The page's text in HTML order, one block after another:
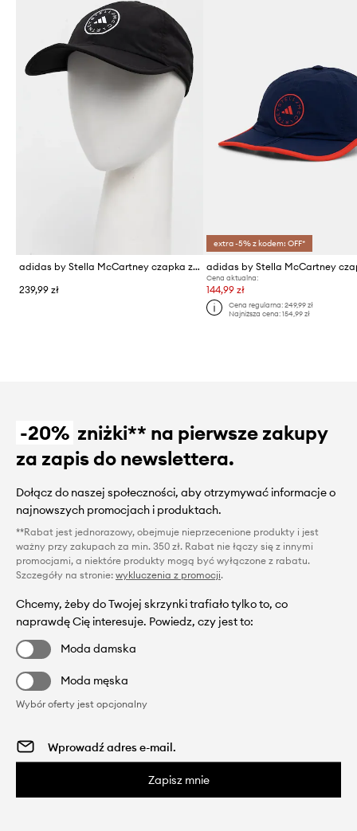
adidas by Stella McCartney czapka z daszkiem
239,99 zł
extra -5% z kodem: OFF*
Cena aktualna:
144,99 zł
Cena regularna: 249,99 zł
Najniższa cena: 154,99 zł
-20% zniżki** na pierwsze zakupy
za zapis do newslettera.
Dołącz do naszej społeczności, aby otrzymywać informacje o
najnowszych promocjach i produktach.
**Rabat jest jednorazowy, obejmuje nieprzecenione produkty i jest
ważny przy zakupach za min. 350 zł. Rabat nie łączy się z innymi
promocjami, a niektóre produkty mogą być wyłączone z rabatu.
Szczegóły na stronie: wykluczenia z promocji.
Chcemy, żeby do Twojej skrzynki trafiało tylko to, co
naprawdę Cię interesuje. Powiedz, czy jest to:
Moda damska
Moda męska
Wybór oferty jest opcjonalny
Zapisz mnie